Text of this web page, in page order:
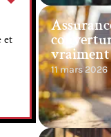
et
vraiment
11 mars 2026